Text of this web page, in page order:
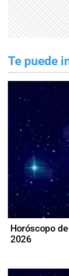
Te puede
Horóscopo
2026